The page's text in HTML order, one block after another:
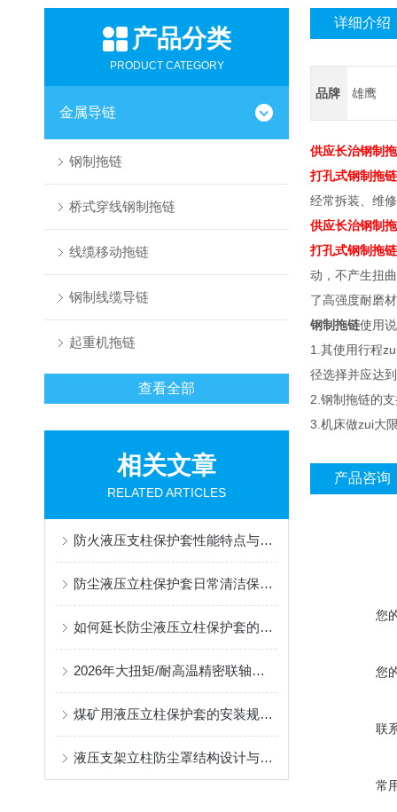
产品分类
PRODUCT CATEGORY
金属导链
钢制拖链
桥式穿线钢制拖链
线缆移动拖链
钢制线缆导链
起重机拖链
查看全部
相关文章
RELATED ARTICLES
防火液压支柱保护套性能特点与阻燃防护应用
防尘液压立柱保护套日常清洁保养与更换规范
如何延长防尘液压立柱保护套的使用寿命？
2026年大扭矩/耐高温精密联轴器定制找哪家？能实现精准定制的优质厂家盘点
煤矿用液压立柱保护套的安装规范与使用寿命提升方案
液压支架立柱防尘罩结构设计与密封防护原理
详细介绍
品牌 雄鹰
供应长治钢制
打孔式钢制拖链
经常拆装、维
供应长治钢制
打孔式钢制拖链
动，不产生扭
了高强度耐磨
钢制拖链使用
1.其使用行程
径选择并应达
2.钢制拖链的
3.机床做zui大
产品咨询
您
您
联
常